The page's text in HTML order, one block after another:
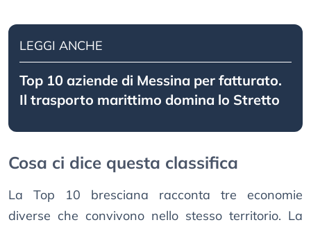
LEGGI ANCHE
Top 10 aziende di Messina per fatturato.
Il trasporto marittimo domina lo Stretto
Cosa ci dice questa classifica
La Top 10 bresciana racconta tre economie
diverse che convivono nello stesso territorio. La